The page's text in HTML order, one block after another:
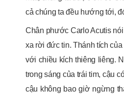
cả chúng ta đều hướng tới,
Chân phước Carlo Acutis
xa rời đức tin. Thánh tích
với chiều kích thiêng liêng.
trong sáng của trái tim, cậu
cậu không bao giờ ngừng